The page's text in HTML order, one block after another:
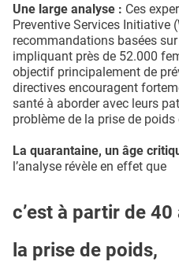
Une large analyse : Ces
Preventive Services Initiative
recommandations basées
impliquant près de 52.000
objectif principalement de
directives encouragent
santé à aborder avec leurs
problème de la prise de
La quarantaine, un âge
l’analyse révèle en effet que
c’est à partir de 40
la prise de poids,